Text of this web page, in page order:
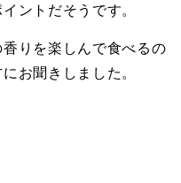
ントだそうです。
りを楽しんで食べるの
お聞きしました。